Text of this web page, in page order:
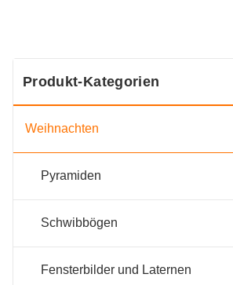
Produkt-Kategorien
Weihnachten
Pyramiden
Schwibbögen
Fensterbilder und Laternen